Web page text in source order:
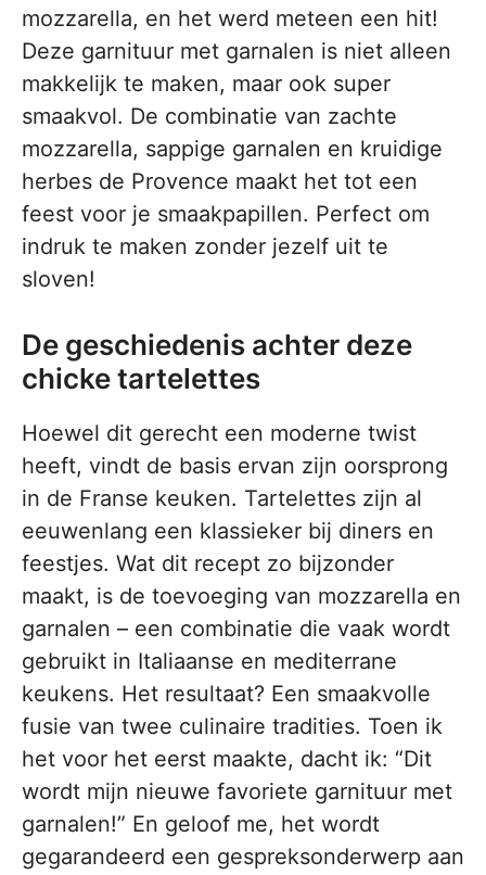
mozzarella, en het werd meteen een hit!
Deze garnituur met garnalen is niet alleen
makkelijk te maken, maar ook super
smaakvol. De combinatie van zachte
mozzarella, sappige garnalen en kruidige
herbes de Provence maakt het tot een
feest voor je smaakpapillen. Perfect om
indruk te maken zonder jezelf uit te
sloven!
De geschiedenis achter deze
chicke tartelettes
Hoewel dit gerecht een moderne twist
heeft, vindt de basis ervan zijn oorsprong
in de Franse keuken. Tartelettes zijn al
eeuwenlang een klassieker bij diners en
feestjes. Wat dit recept zo bijzonder
maakt, is de toevoeging van mozzarella en
garnalen – een combinatie die vaak wordt
gebruikt in Italiaanse en mediterrane
keukens. Het resultaat? Een smaakvolle
fusie van twee culinaire tradities. Toen ik
het voor het eerst maakte, dacht ik: “Dit
wordt mijn nieuwe favoriete garnituur met
garnalen!” En geloof me, het wordt
gegarandeerd een gespreksonderwerp aan